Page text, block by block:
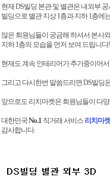
현재 DS빌딩 본관 및 별관은 내외부
빌딩으로 별관 지상 1층과 지하 1층에
많은 회원님들이 궁금해 하셔서 본사
지하 1층의 모습을 먼저 보여 드립니다!
현재도 계속 인테리어가 추가중이어
그리고 다시한번 말씀드리면 DS빌딩
앞으로도 리치마켓은 회원님들이 다
대한민국No.1 직거래 서비스 리치마켓
감사합니다.